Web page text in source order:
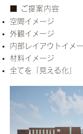
​■ ご提案内容
空間イメージ
外観イメージ
内部レイアウトイメ
材料イメージ
全てを「見える化」